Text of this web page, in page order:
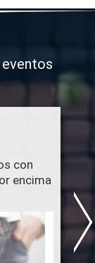
con
encima
(2-3)
(4-5)